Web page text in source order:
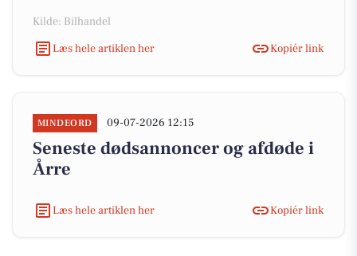
Kilde: Bilhandel
Læs hele artiklen her
Kopiér link
MINDEORD 09-07-2026 12:15
Seneste dødsannoncer og afdøde i
Årre
Læs hele artiklen her Kopiér link